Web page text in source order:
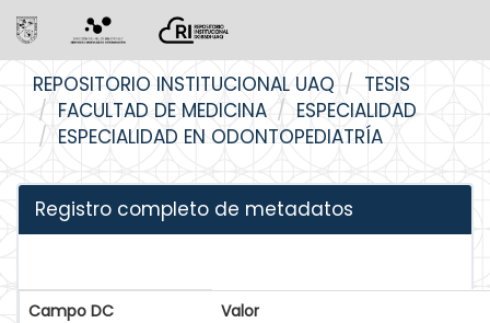
navigation
REPOSITORIO INSTITUCIONAL UAQ
TESIS
FACULTAD DE MEDICINA
ESPECIALIDAD
ESPECIALIDAD EN ODONTOPEDIATRÍA
Registro completo de metadatos
Campo DC
Valor